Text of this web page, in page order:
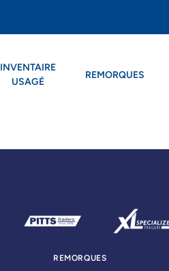
INVENTAIRE
USAGÉ
REMORQUES
REMORQUES